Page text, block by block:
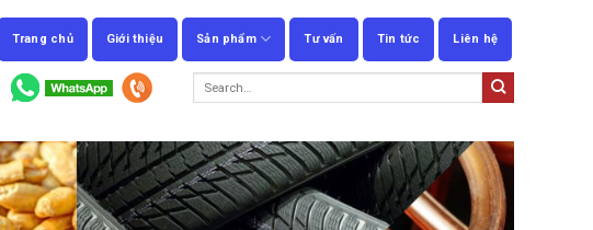
Trang chủ Giới thiệu Sản phẩm Tư vấn Tin tức Liên hệ
Search